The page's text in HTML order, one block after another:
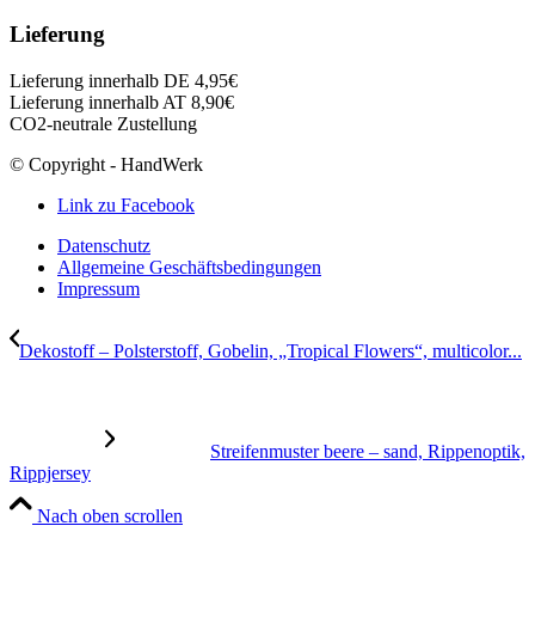
Lieferung
Lieferung innerhalb DE 4,95€
Lieferung innerhalb AT 8,90€
CO2-neutrale Zustellung
© Copyright - HandWerk
Link zu Facebook
Datenschutz
Allgemeine Geschäftsbedingungen
Impressum
Dekostoff – Polsterstoff, Gobelin, „Tropical Flowers“, multicolor...
Streifenmuster beere – sand, Rippenoptik,
Rippjersey
Nach oben scrollen